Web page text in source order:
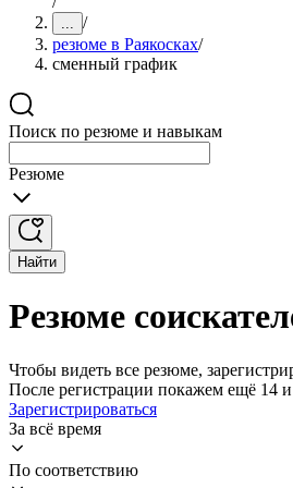
... /
резюме в Раякосках/
сменный график
Поиск по резюме и навыкам
Резюме
Найти
Резюме
Чтобы видеть все резюме,
После регистрации покажем ещё 14
Зарегистрироваться
За всё время
По соответствию